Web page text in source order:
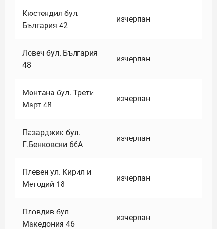
Кюстендил бул.
България 42
изчерпан
Ловеч бул. България
48
изчерпан
Монтана бул. Трети
Март 48
изчерпан
Пазарджик бул.
Г.Бенковски 66А
изчерпан
Плевен ул. Кирил и
Методий 18
изчерпан
Пловдив бул.
Македония 46
изчерпан